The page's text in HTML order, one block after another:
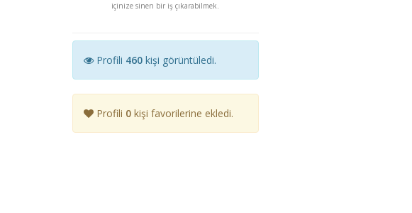
içinize sinen bir iş çıkarabilmek.
Profili 460 kişi görüntüledi.
Profili 0 kişi favorilerine ekledi.